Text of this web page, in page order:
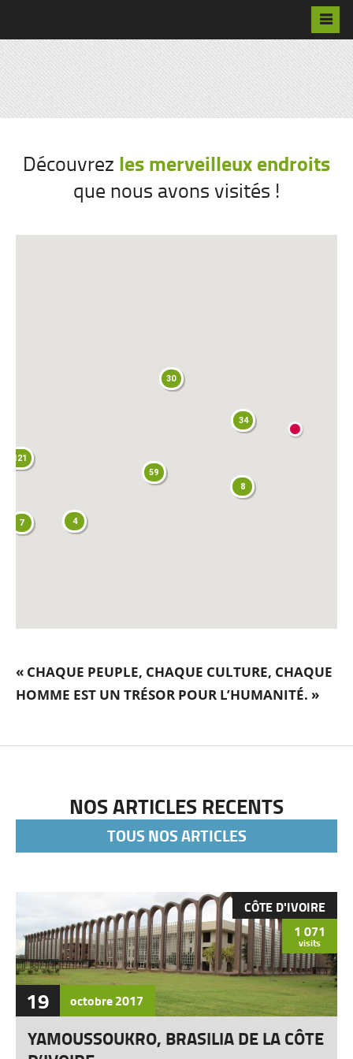
Découvrez les merveilleux endroits
que nous avons visités !
59
30
8
34
121
7 4
« CHAQUE PEUPLE, CHAQUE CULTURE, CHAQUE
HOMME EST UN TRÉSOR POUR L’HUMANITÉ. »
NOS ARTICLES RECENTS
TOUS NOS ARTICLES
CÔTE D'IVOIRE
1 071
visits
19 octobre2017
YAMOUSSOUKRO, BRASILIA DE LA CÔTE